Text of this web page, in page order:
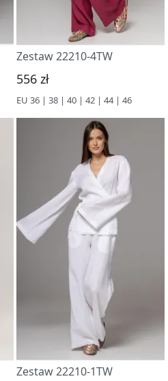
Zestaw 22210-4TW
556 zł
EU 36 | 38 | 40 | 42 | 44 | 46
Zestaw 22210-1TW